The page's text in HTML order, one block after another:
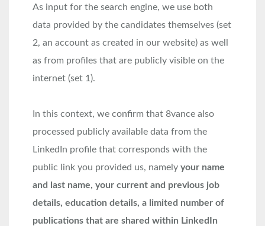
As input for the search engine, we use both
data provided by the candidates themselves (set
2, an account as created in our website) as well
as from profiles that are publicly visible on the
internet (set 1).
In this context, we confirm that 8vance also
processed publicly available data from the
LinkedIn profile that corresponds with the
public link you provided us, namely your name
and last name, your current and previous job
details, education details, a limited number of
publications that are shared within LinkedIn